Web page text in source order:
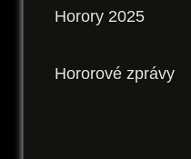
Horory 2025
Hororové zprávy